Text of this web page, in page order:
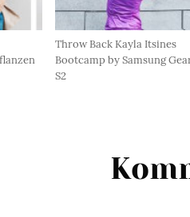
Throw Back Kayla Itsines
Bootcamp by Samsung
S2